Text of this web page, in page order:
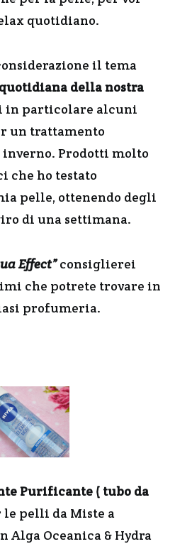
quotidiano.
il tema
della nostra
in particolare alcuni
un trattamento
Prodotti molto
che ho testato
pelle, ottenendo degli
di una settimana.
Effect”consiglierei
che potrete trovare in
profumeria.
Purificante ( tubo da
pelli da Miste a
Alga Oceanica & Hydra